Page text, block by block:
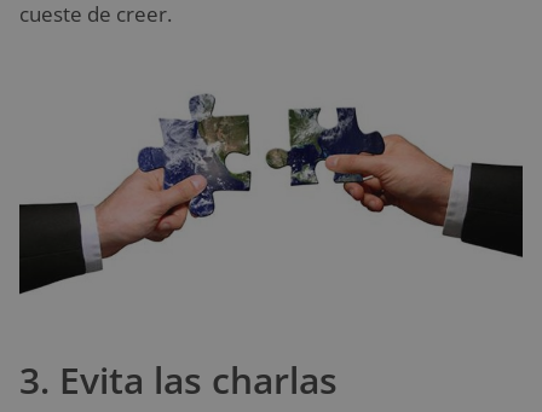
cueste de creer.
3. Evita las charlas